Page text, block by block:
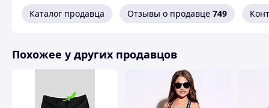
Каталог продавца Отзывы о продавце 749
Похожее у других продавцов